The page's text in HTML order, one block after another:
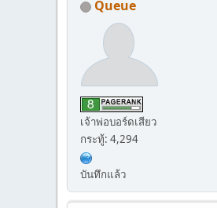
Queue
เจ้าพ่อบอร์ดเสียว
กระทู้: 4,294
บันทึกแล้ว